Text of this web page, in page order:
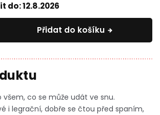
do:12.8.2026
Přidat do košíku
všem, co se může udát ve snu.
i legrační, dobře se čtou před spaním,